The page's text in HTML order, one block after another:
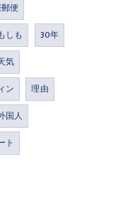
便
しも
30年
気
ン
理由
国人
ト